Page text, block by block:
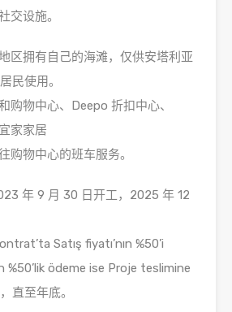
交设施。
区拥有自己的海滩，仅供安塔利亚
民使用。
购物中心、Deepo 折扣中心、
家家居
购物中心的班车服务。
年 9 月 30 日开工，2025 年 12
Satış fiyatı’nın %50’i
%50’lik ödeme ise Proje teslimine
直至年底。